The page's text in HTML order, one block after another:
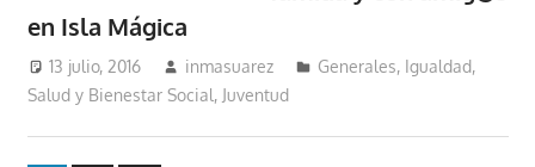
en Isla Mágica
13 julio, 2016 inmasuarez Generales, Igualdad,
Salud y Bienestar Social, Juventud